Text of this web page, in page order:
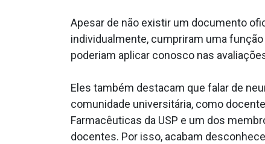
Apesar de não existir um documento
individualmente, cumpriram uma
poderiam aplicar conosco nas
Eles também destacam que falar de
comunidade universitária, como
Farmacêuticas da USP e um dos
docentes. Por isso, acabam